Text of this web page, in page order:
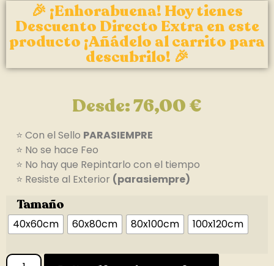
🎉 ¡Enhorabuena! Hoy tienes
Descuento Directo Extra en este
producto ¡Añádelo al carrito para
descubrilo! 🎉
Desde:76,00€
⭐ Con el Sello PARASIEMPRE
⭐ No se hace Feo
⭐ No hay que Repintarlo con el tiempo
⭐ Resiste al Exterior (parasiempre)
Tamaño
40x60cm 60x80cm 80x100cm 100x120cm